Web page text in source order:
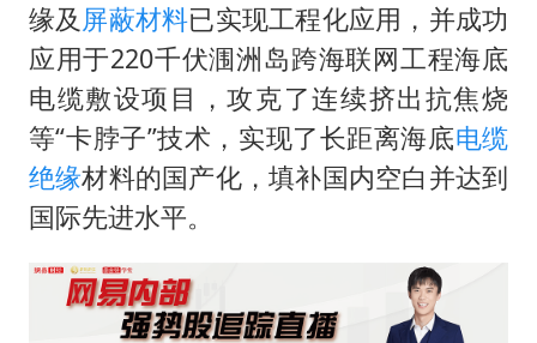
浙江最强风雨时段已锁定
上半年国内居民出游人次34.63亿
王虹邓煜的同学获统计学界诺贝尔奖
光伏八巨头签署“不低于成本价”倡议
缘及 屏蔽材料已实现工程化应用，并成功
应用于220千伏涠洲岛跨海联网工程海底
电缆敷设项目，攻克了连续挤出抗焦烧
等“卡脖子”技术，实现了长距离海底电缆
绝缘材料的国产化，填补国内空白并达到
国际先进水平。